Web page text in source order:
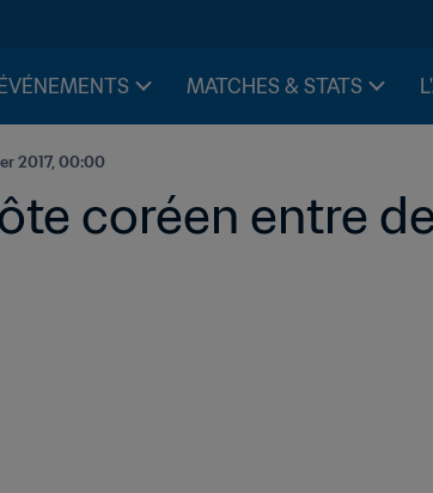
MATCHES & STATS
2017, 00:00
coréen entre